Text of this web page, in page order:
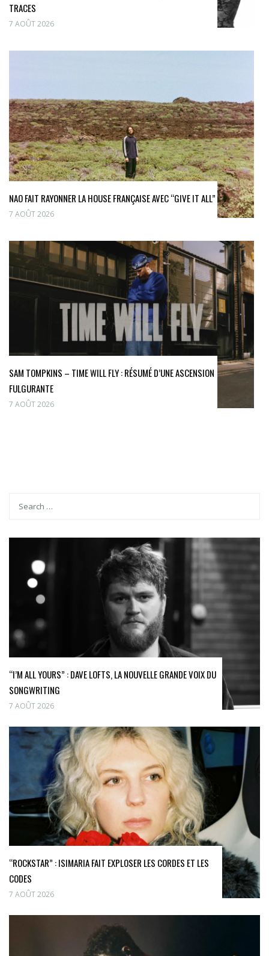
TRACES
7 AOÛT 2026
NAO FAIT RAYONNER LA HOUSE FRANÇAISE AVEC “GIVE IT ALL”
7 AOÛT 2026
SAM TOMPKINS – TIME WILL FLY : RÉSUMÉ D’UNE ASCENSION
FULGURANTE
7 AOÛT 2026
“I’M ALL YOURS” : DAVE LOFTS, LA NOUVELLE GRANDE VOIX DU
SONGWRITING
7 AOÛT 2026
“ROCKSTAR” : ISIMARIA FAIT EXPLOSER LES CORDES ET LES
CODES
7 AOÛT 2026